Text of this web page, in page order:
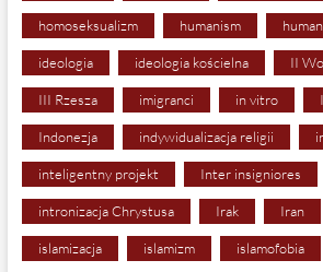
homoseksualizm humanism
ideologia ideologia kościelna II
III Rzesza imigranci in vitro
Indonezja indywidualizacja religii
inteligentny projekt Inter insigniores
intronizacja Chrystusa Irak Iran
islamizacja islamizm islamofobia